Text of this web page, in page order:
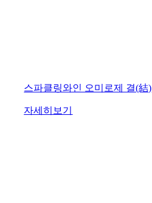
스파클링와인 오미로제 결(結)
자세히보기